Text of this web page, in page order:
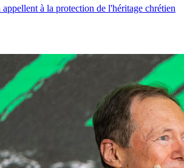
à la protection de l'héritage chrétien